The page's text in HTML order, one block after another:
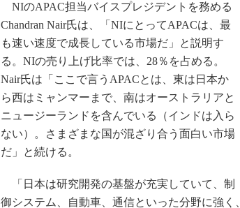
IHSアナリスト「未来展望」
「英語に愛されないエンジ
ための新行動論
NIのAPAC担当バイスプレジデントを務める
Chandran Nair氏は、「NIにとってAPACは、最
も速い速度で成長している市場だ」と説明す
る。NIの売り上げ比率では、28％を占める。
Nair氏は「ここで言うAPACとは、東は日本か
ら西はミャンマーまで、南はオーストラリアと
ニュージーランドを含んでいる（インドは入ら
ない）。さまざまな国が混ざり合う面白い市場
だ」と続ける。
「日本は研究開発の基盤が充実していて、制
御システム、自動車、通信といった分野に強